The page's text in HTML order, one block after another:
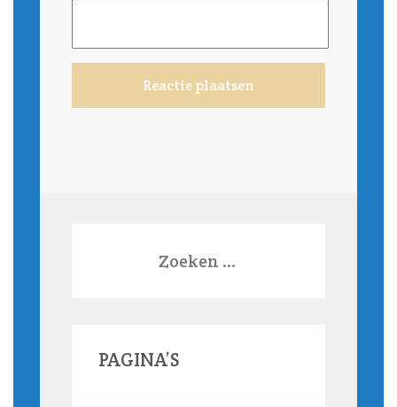
PAGINA’S